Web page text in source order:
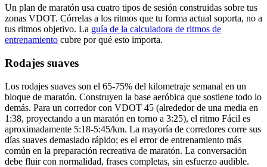
Un plan de maratón usa cuatro tipos de sesión construidas sobre tus
zonas VDOT. Córrelas a los ritmos que tu forma actual soporta, no a
tus ritmos objetivo. La guía de la calculadora de ritmos de
entrenamiento cubre por qué esto importa.
Rodajes suaves
Los rodajes suaves son el 65-75% del kilometraje semanal en un
bloque de maratón. Construyen la base aeróbica que sostiene todo lo
demás. Para un corredor con VDOT 45 (alrededor de una media en
1:38, proyectando a un maratón en torno a 3:25), el ritmo Fácil es
aproximadamente 5:18-5:45/km. La mayoría de corredores corre sus
días suaves demasiado rápido; es el error de entrenamiento más
común en la preparación recreativa de maratón. La conversación
debe fluir con normalidad, frases completas, sin esfuerzo audible.